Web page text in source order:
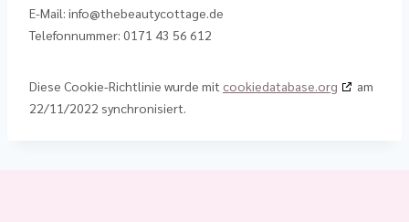
E-Mail: info@thebeautycottage.de
Telefonnummer: 0171 43 56 612
Diese Cookie-Richtlinie wurde mit cookiedatabase.org
am
22/11/2022 synchronisiert.